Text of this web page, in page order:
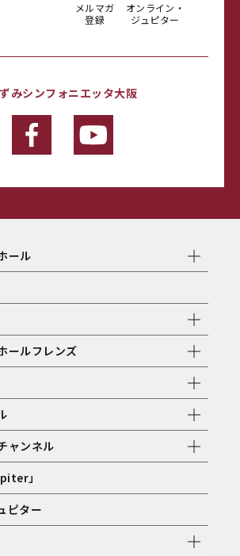
メルマガ
登録
オンライン・
ジュピター
みシンフォニエッタ大阪
ール
ールフレンズ
ャンネル
」
ピター